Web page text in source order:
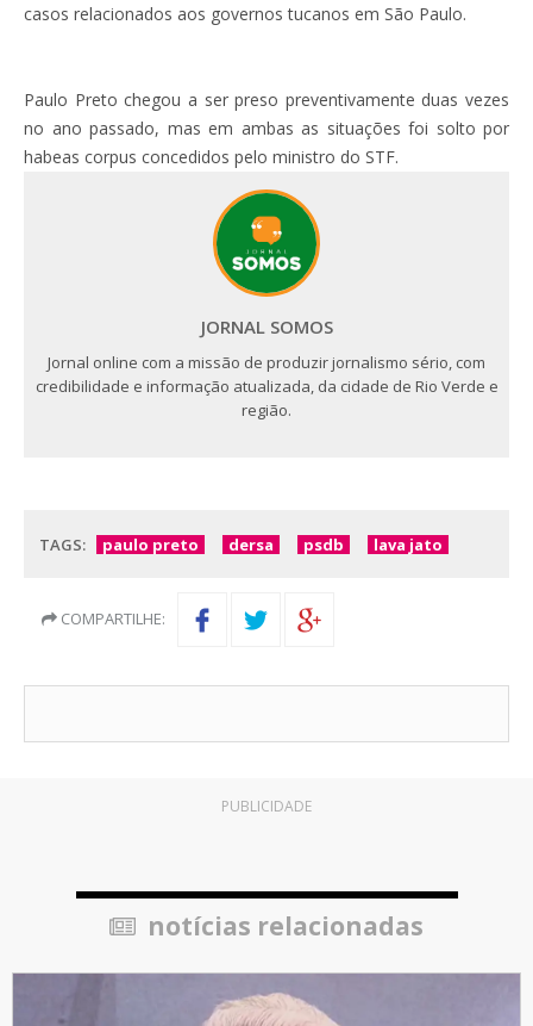
casos relacionados aos governos tucanos em São Paulo.
Paulo Preto chegou a ser preso preventivamente duas vezes
no ano passado, mas em ambas as situações foi solto por
habeas corpus concedidos pelo ministro do STF.
JORNAL SOMOS
Jornal online com a missão de produzir jornalismo sério, com
credibilidade e informação atualizada, da cidade de Rio Verde e
região.
TAGS: paulo preto dersa psdb lava jato
COMPARTILHE:
PUBLICIDADE
notícias relacionadas